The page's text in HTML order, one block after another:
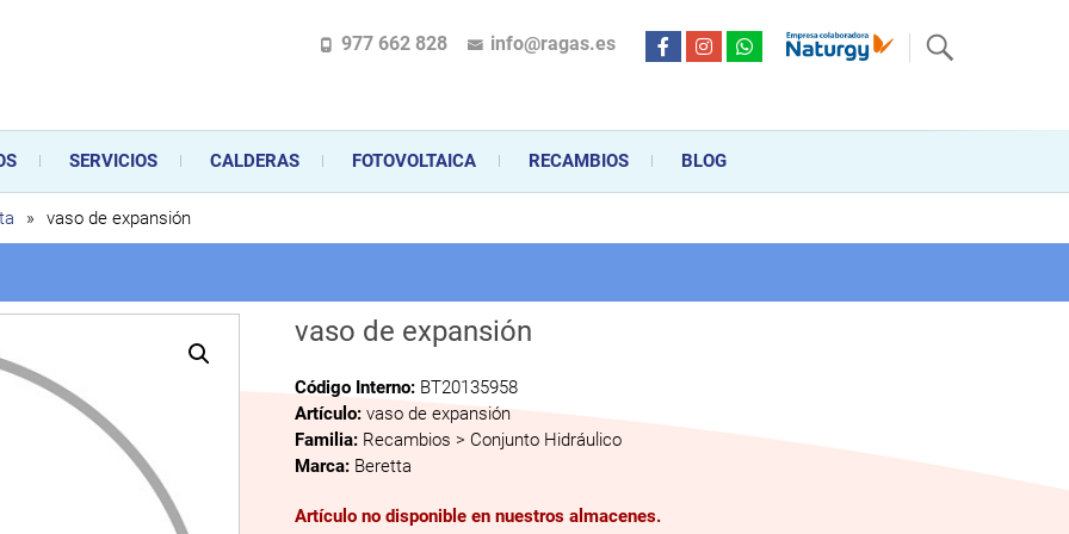
en la instalación, comercialización y mantenimiento de gas y electricidad desde hace más de 20 años . Acompañamos al cliente
aparatos de gas, climatización o electrodomésticos, desde el asesoramiento personalizado en la venta, montaje y reparación, hasta la
977 662 828 info@ragas.es
SERVICIOS CALDERAS FOTOVOLTAICA RECAMBIOS BLOG
» vaso de expansión
vaso de expansión
Código Interno: BT20135958
Artículo:vaso de expansión
Familia: Recambios > Conjunto Hidráulico
Marca: Beretta
Artículo no disponible en nuestros almacenes.